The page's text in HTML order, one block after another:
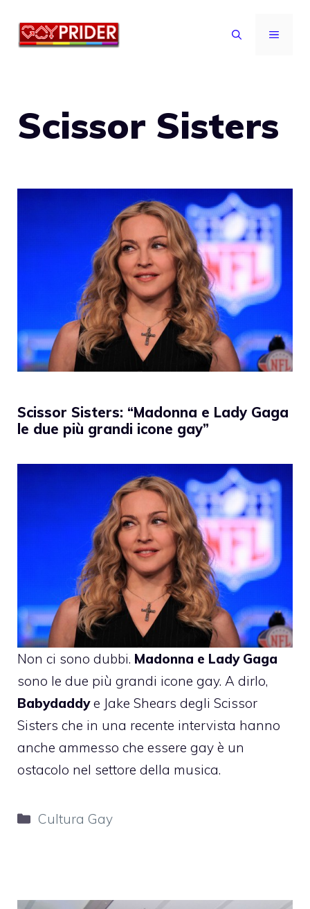
MENU
Scissor Sisters
Scissor Sisters: “Madonna e Lady Gaga
le due più grandi icone gay”
Non ci sono dubbi. Madonna e Lady Gaga
sono le due più grandi icone gay. A dirlo,
Babydaddye Jake Shears degli Scissor
Sisters che in una recente intervista hanno
anche ammesso che essere gay è un
ostacolo nel settore della musica.
Categorie
Cultura Gay